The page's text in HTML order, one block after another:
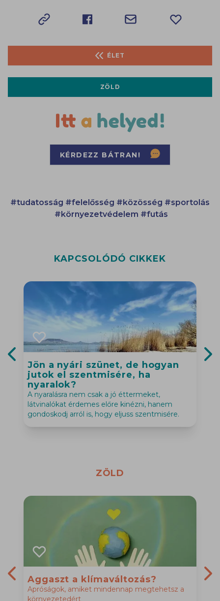
ÉLET
ZÖLD
KÉRDEZZ BÁTRAN!
#tudatosság #felelősség #közösség #sportolás
#környezetvédelem #futás
KAPCSOLÓDÓ CIKKEK
Jön a nyári szünet, de hogyan
jutok el szentmisére, ha
nyaralok?
A nyaralásra nem csak a jó éttermeket,
látvinalókat érdemes előre kinézni, hanem
gondoskodj arról is, hogy eljuss szentmisére.
Previous slide
ZÖLD
Aggaszt a klímaváltozás?
Apróságok, amiket mindennap megtehetsz a
Previous slide